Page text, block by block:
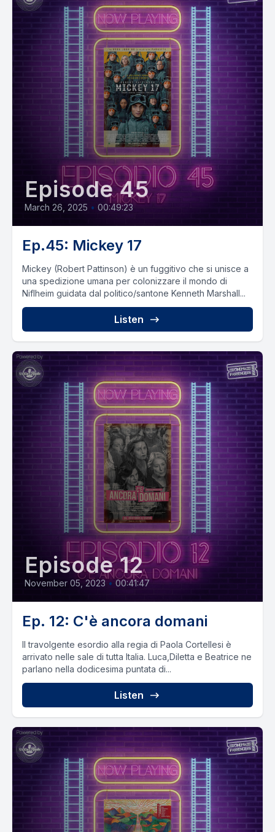
Episode 45
March 26, 2025 • 00:49:23
Ep.45: Mickey 17
Mickey (Robert Pattinson) è un fuggitivo che si unisce a
una spedizione umana per colonizzare il mondo di
Niflheim guidata dal politico/santone Kenneth Marshall...
Listen
Episode 12
November 05, 2023 • 00:41:47
Ep. 12: C'è ancora domani
Il travolgente esordio alla regia di Paola Cortellesi è
arrivato nelle sale di tutta Italia. Luca,Diletta e Beatrice ne
parlano nella dodicesima puntata di...
Listen